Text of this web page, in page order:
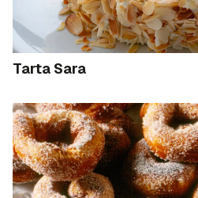
Tarta Sara